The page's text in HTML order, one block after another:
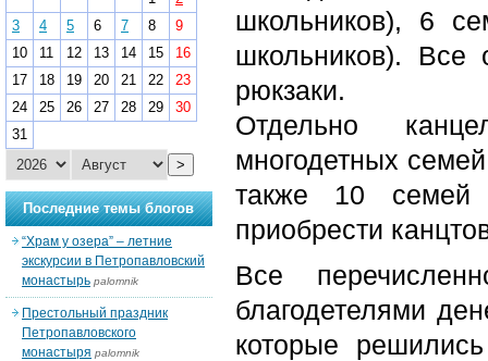
школьников), 6
школьников). Все
рюкзаки.
Отдельно
многодетных
также 10 семей
приобрести
Все
благодетелями
которые
3
4 5 6 7 8
9
10
11 12 13 14 15
16
17
18 19 20 21 22
23
24
25 26 27 28 29
30
31
>
Последние темы блогов
“Храм у озера” – летние
экскурсии в Петропавловский
монастырь palomnik
Престольный праздник
Петропавловского
монастыря palomnik